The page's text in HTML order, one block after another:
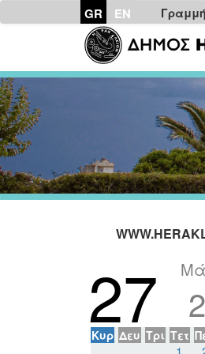
GR EN
27
Κυρ Δευ Τρι Τετ